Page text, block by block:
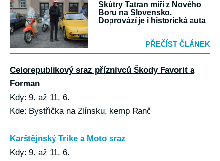
Skútry Tatran míří z Nového
Boru na Slovensko.
Doprovází je i historická auta
PŘEČÍST ČLÁNEK
Celorepublikový sraz příznivců Škody Favorit a
Forman
Kdy: 9. až 11. 6.
Kde: Bystřička na Zlínsku, kemp Ranč
Karštějnský Trike a Moto sraz
Kdy: 9. až 11. 6.